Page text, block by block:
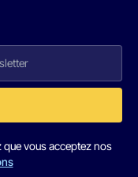
vous acceptez nos